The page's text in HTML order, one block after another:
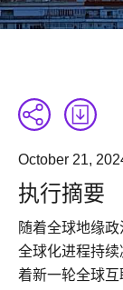
October 21,
执行摘要
随着全球地缘
全球化进程持
着新一轮全球